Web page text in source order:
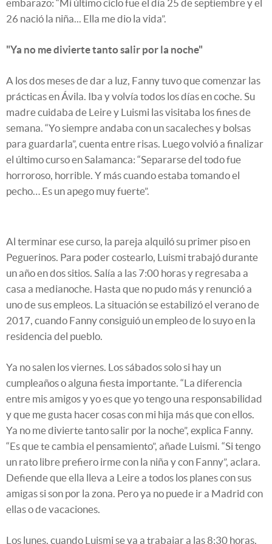
embarazo: “Mi último ciclo fue el día 25 de septiembre y el
26 nació la niña... Ella me dio la vida”.
"Ya no me divierte tanto salir por la noche"
A los dos meses de dar a luz, Fanny tuvo que comenzar las
prácticas en Ávila. Iba y volvía todos los días en coche. Su
madre cuidaba de Leire y Luismi las visitaba los fines de
semana. “Yo siempre andaba con un sacaleches y bolsas
para guardarla”, cuenta entre risas. Luego volvió a finalizar
el último curso en Salamanca: “Separarse del todo fue
horroroso, horrible. Y más cuando estaba tomando el
pecho… Es un apego muy fuerte”.
Al terminar ese curso, la pareja alquiló su primer piso en
Peguerinos. Para poder costearlo, Luismi trabajó durante
un año en dos sitios. Salía a las 7:00 horas y regresaba a
casa a medianoche. Hasta que no pudo más y renunció a
uno de sus empleos. La situación se estabilizó el verano de
2017, cuando Fanny consiguió un empleo de lo suyo en la
residencia del pueblo.
Ya no salen los viernes. Los sábados solo si hay un
cumpleaños o alguna fiesta importante. “La diferencia
entre mis amigos y yo es que yo tengo una responsabilidad
y que me gusta hacer cosas con mi hija más que con ellos.
Ya no me divierte tanto salir por la noche”, explica Fanny.
“Es que te cambia el pensamiento”, añade Luismi. “Si tengo
un rato libre prefiero irme con la niña y con Fanny”, aclara.
Defiende que ella lleva a Leire a todos los planes con sus
amigas si son por la zona. Pero ya no puede ir a Madrid con
ellas o de vacaciones.
Los lunes, cuando Luismi se va a trabajar a las 8:30 horas,